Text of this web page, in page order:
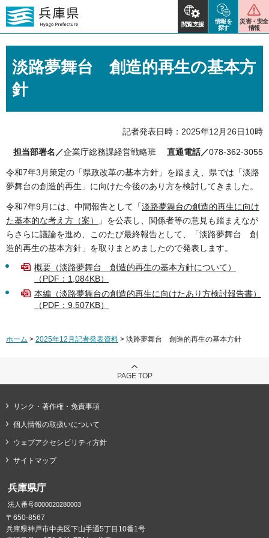
閲覧支援
情報を
探す
災害・安全
情報
淡路夢舞台 創造的再生の基本方
針
記者発表日時：2025年12月26日10時
担当部署名／企業庁総務課経営戦略班 直通電話／078-362-3055
令和7年3月策定の「県政改革の基本方針」を踏まえ、県では「淡路
夢舞台の創造的再生」に向けた今後のあり方を検討してきました。
令和7年9月には、中間報告として「淡路夢舞台の創造的再生に向け
た基本的な考え方（案）
」を公表し、関係者等の意見も踏まえなが
らさらに議論を進め、このたび最終報告として、「淡路夢舞台 創
造的再生の基本方針」を取りまとめましたので発表します。
概要（淡路夢舞台 創造的再生の基本方針について）
（PDF：1,084KB）
本編（淡路夢舞台の創造的再生に向けたあり方検討報告書）
（PDF：9,507KB）
ホーム > 2025年12月記者発表資料 > 淡路夢舞台 創造的再生の基本方針
PAGE TOP
リンク・著作権・免責事項
個人情報の取扱いについて
ウェブアクセシビリティ方針
サイトマップ
兵庫県庁
法人番号8000020280003
〒650-8567
兵庫県神戸市中央区下山手通5丁目10番1号